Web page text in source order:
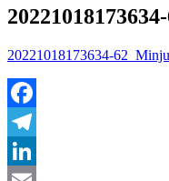
20221018173634-
Facebook
Telegram